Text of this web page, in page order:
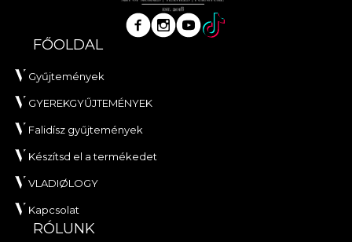
FŐOLDAL
Gyűjtemények
GYEREKGYŰJTEMÉNYEK
Falidísz gyűjtemények
Készítsd el a termékedet
VLADIØLOGY
Kapcsolat
RÓLUNK